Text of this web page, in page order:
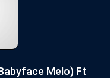
Melo) Ft